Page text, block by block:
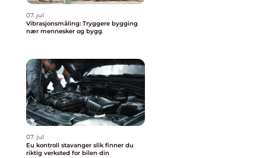
07. jul
Vibrasjonsmåling: Tryggere bygging
nær mennesker og bygg
07. jul
Eu kontroll stavanger slik finner du
riktig verksted for bilen din